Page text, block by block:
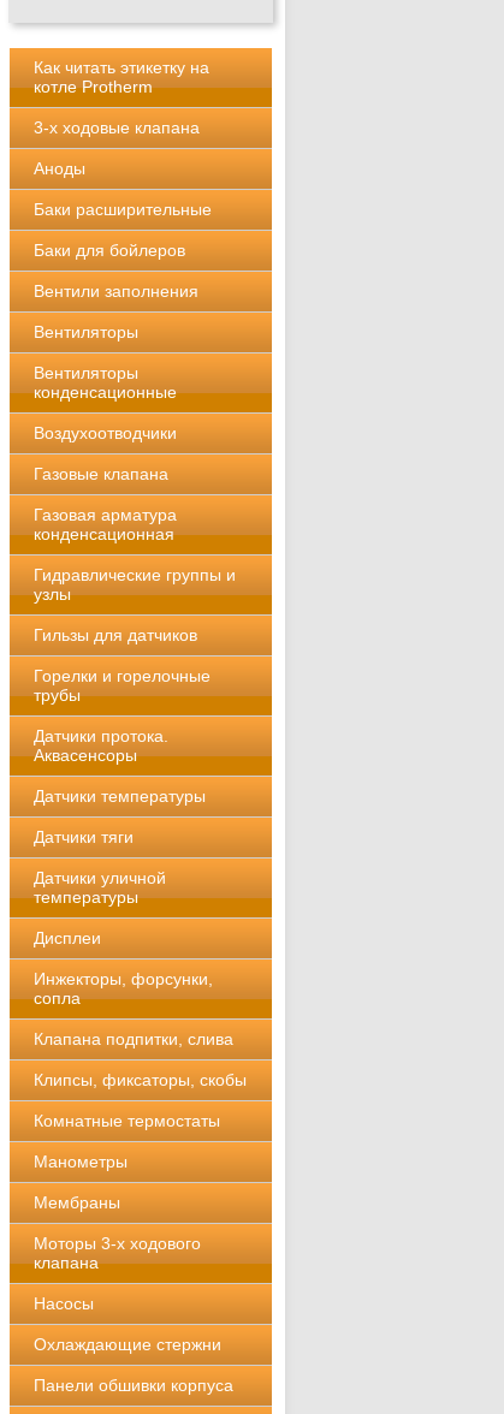
Как читать этикетку на
котле Protherm
3-х ходовые клапана
Аноды
Баки расширительные
Баки для бойлеров
Вентили заполнения
Вентиляторы
Вентиляторы
конденсационные
Воздухоотводчики
Газовые клапана
Газовая арматура
конденсационная
Гидравлические группы и
узлы
Гильзы для датчиков
Горелки и горелочные
трубы
Датчики протока.
Аквасенсоры
Датчики температуры
Датчики тяги
Датчики уличной
температуры
Дисплеи
Инжекторы, форсунки,
сопла
Клапана подпитки, слива
Клипсы, фиксаторы, скобы
Комнатные термостаты
Манометры
Мембраны
Моторы 3-х ходового
клапана
Насосы
Охлаждающие стержни
Панели обшивки корпуса